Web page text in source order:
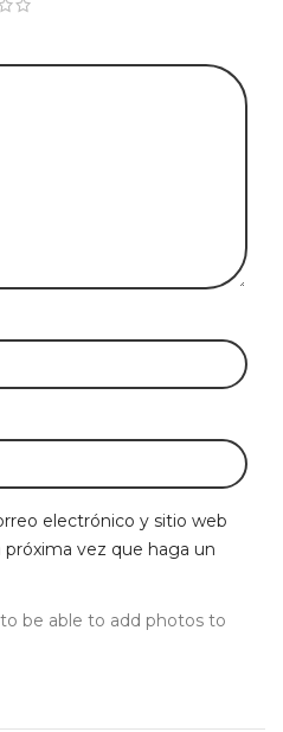
electrónico y sitio web
vez que haga un
be able to add photos to